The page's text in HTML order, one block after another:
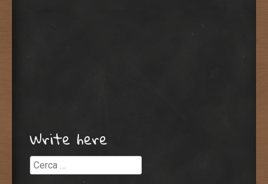
Write here
Cerca